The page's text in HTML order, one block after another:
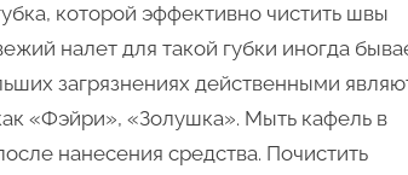
которой эффективно чистить швы
налет для такой губки иногда
загрязнениях действенными
«Фэйри», «Золушка». Мыть кафель в
нанесения средства. Почистить